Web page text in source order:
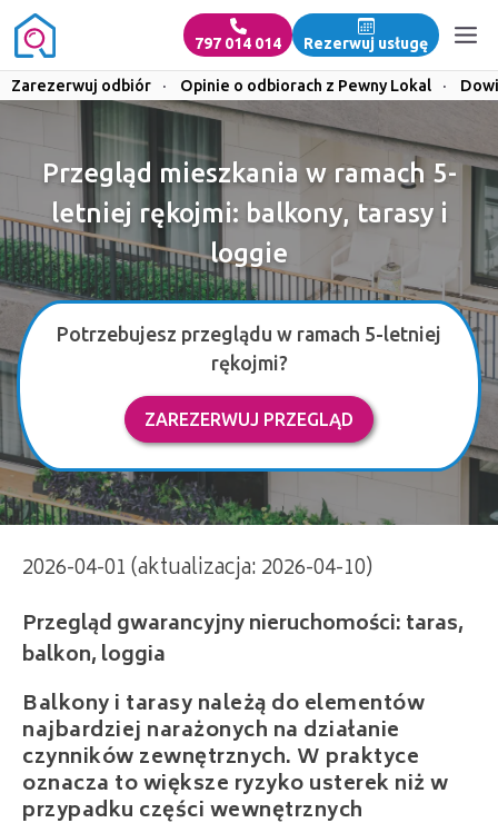
797 014 014 Rezerwuj usługę
Zarezerwuj odbiór · Opinie o odbiorach z Pewny Lokal ·
Przegląd mieszkania w ramach 5-
letniej rękojmi: balkony, tarasy i
loggie
Potrzebujesz przeglądu w ramach 5-letniej
rękojmi?
ZAREZERWUJ PRZEGLĄD
2026-04-01 (aktualizacja: 2026-04-10)
Przegląd gwarancyjny nieruchomości: taras,
Balkony i tarasy należą do elementów
najbardziej narażonych na działanie
czynników zewnętrznych. W praktyce
oznacza to większe ryzyko usterek niż w
przypadku części wewnętrznych